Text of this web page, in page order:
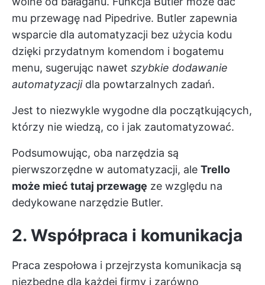
mu przewagę nad Pipedrive. Butler zapewnia
wsparcie dla automatyzacji bez użycia kodu
dzięki przydatnym komendom i bogatemu
menu, sugerując nawet szybkie dodawanie
automatyzacjidla powtarzalnych zadań.
Jest to niezwykle wygodne dla początkujących,
którzy nie wiedzą, co i jak zautomatyzować.
Podsumowując, oba narzędzia są
pierwszorzędne w automatyzacji, ale Trello
może mieć tutaj przewagę ze względu na
dedykowane narzędzie Butler.
2. Współpraca i komunikacja
Praca zespołowa i przejrzysta komunikacja są
niezbędne dla każdej firmy i zarówno